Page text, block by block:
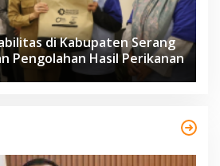
di Kabupaten Serang
Pengolahan Hasil Perikanan